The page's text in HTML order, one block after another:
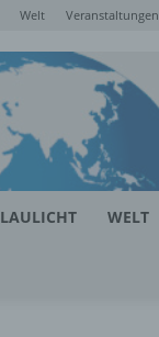
Welt Veranstaltungen
WELT